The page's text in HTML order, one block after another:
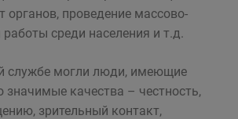
проведение массово-
работы среди населения и т.д.
службе могли люди, имеющие
значимые качества – честность,
зрительный контакт,